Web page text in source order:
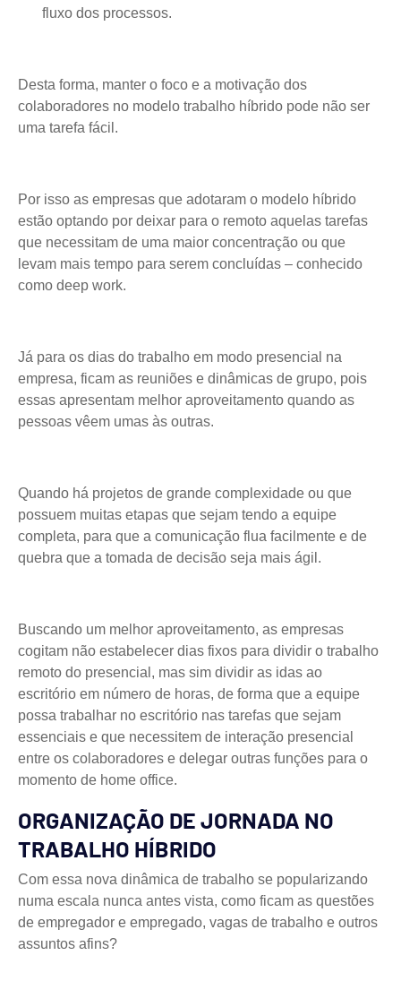
fluxo dos processos.
Desta forma, manter o foco e a motivação dos
colaboradores no modelo trabalho híbrido pode não ser
uma tarefa fácil.
Por isso as empresas que adotaram o modelo híbrido
estão optando por deixar para o remoto aquelas tarefas
que necessitam de uma maior concentração ou que
levam mais tempo para serem concluídas – conhecido
como deep work.
Já para os dias do trabalho em modo presencial na
empresa, ficam as reuniões e dinâmicas de grupo, pois
essas apresentam melhor aproveitamento quando as
pessoas vêem umas às outras.
Quando há projetos de grande complexidade ou que
possuem muitas etapas que sejam tendo a equipe
completa, para que a comunicação flua facilmente e de
quebra que a tomada de decisão seja mais ágil.
Buscando um melhor aproveitamento, as empresas
cogitam não estabelecer dias fixos para dividir o trabalho
remoto do presencial, mas sim dividir as idas ao
escritório em número de horas, de forma que a equipe
possa trabalhar no escritório nas tarefas que sejam
essenciais e que necessitem de interação presencial
entre os colaboradores e delegar outras funções para o
momento de home office.
ORGANIZAÇÃO DE JORNADA NO
TRABALHO HÍBRIDO
Com essa nova dinâmica de trabalho se popularizando
numa escala nunca antes vista, como ficam as questões
de empregador e empregado, vagas de trabalho e outros
assuntos afins?